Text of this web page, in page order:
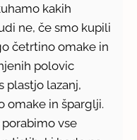
kakih
ne, če smo kupili
četrtino omake in
polovic
plastjo lazanj,
omake in šparglji.
vse